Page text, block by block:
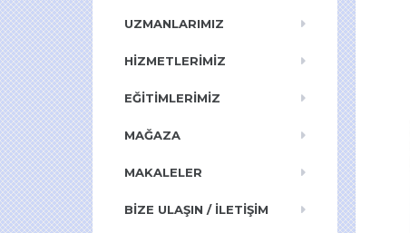
UZMANLARIMIZ
HIZMETLERIMIZ
EĞITIMLERIMIZ
MAĞAZA
MAKALELER
BIZE ULAŞIN / İLETIŞIM